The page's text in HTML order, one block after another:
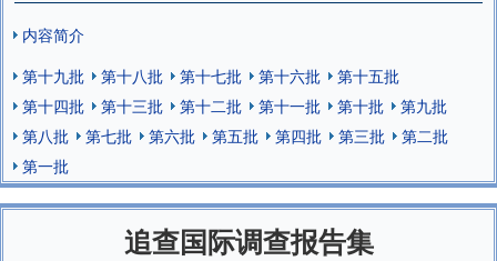
内容简介
第十九批
第十八批 第十七批 第十六批
第十五批
第十四批
第十三批 第十二批 第十一批 第十批
第九批
第八批
第七批 第六批 第五批 第四批 第三批
第二批
第一批
追查国际调查报告集